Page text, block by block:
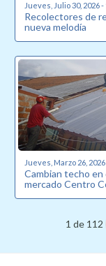
Jueves, Julio 30, 2026 -
Recolectores de
nueva melodía
Jueves, Marzo 26,
Cambian techo
mercado Centro
1 de 112